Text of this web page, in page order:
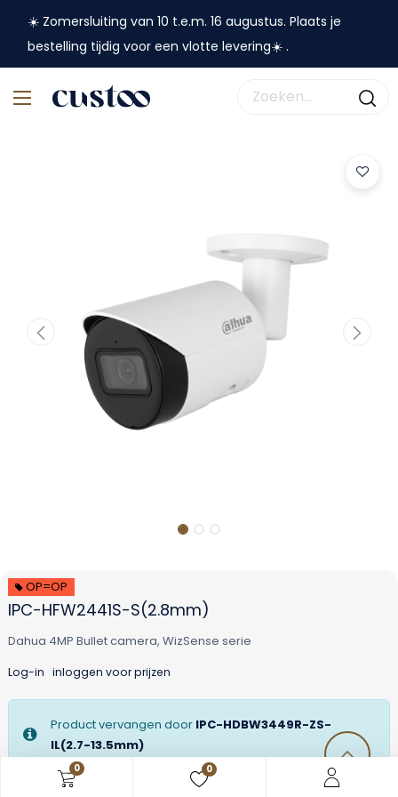
0 0
☀️ Zomersluiting van 10 t.e.m. 16 augustus. Plaats je
bestelling tijdig voor een vlotte levering☀️ .
OP=OP
IPC-HFW2441S-S(2.8mm)
Dahua 4MP Bullet camera, WizSense serie
Log-in inloggen voor prijzen
Product vervangen door IPC-HDBW3449R-ZS-
IL(2.7-13.5mm)